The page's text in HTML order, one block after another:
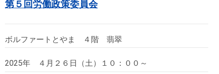
第５回労働政策委員会
ボルファートとやま ４階 翡翠
2025年 ４月２６日（土）１０：００～